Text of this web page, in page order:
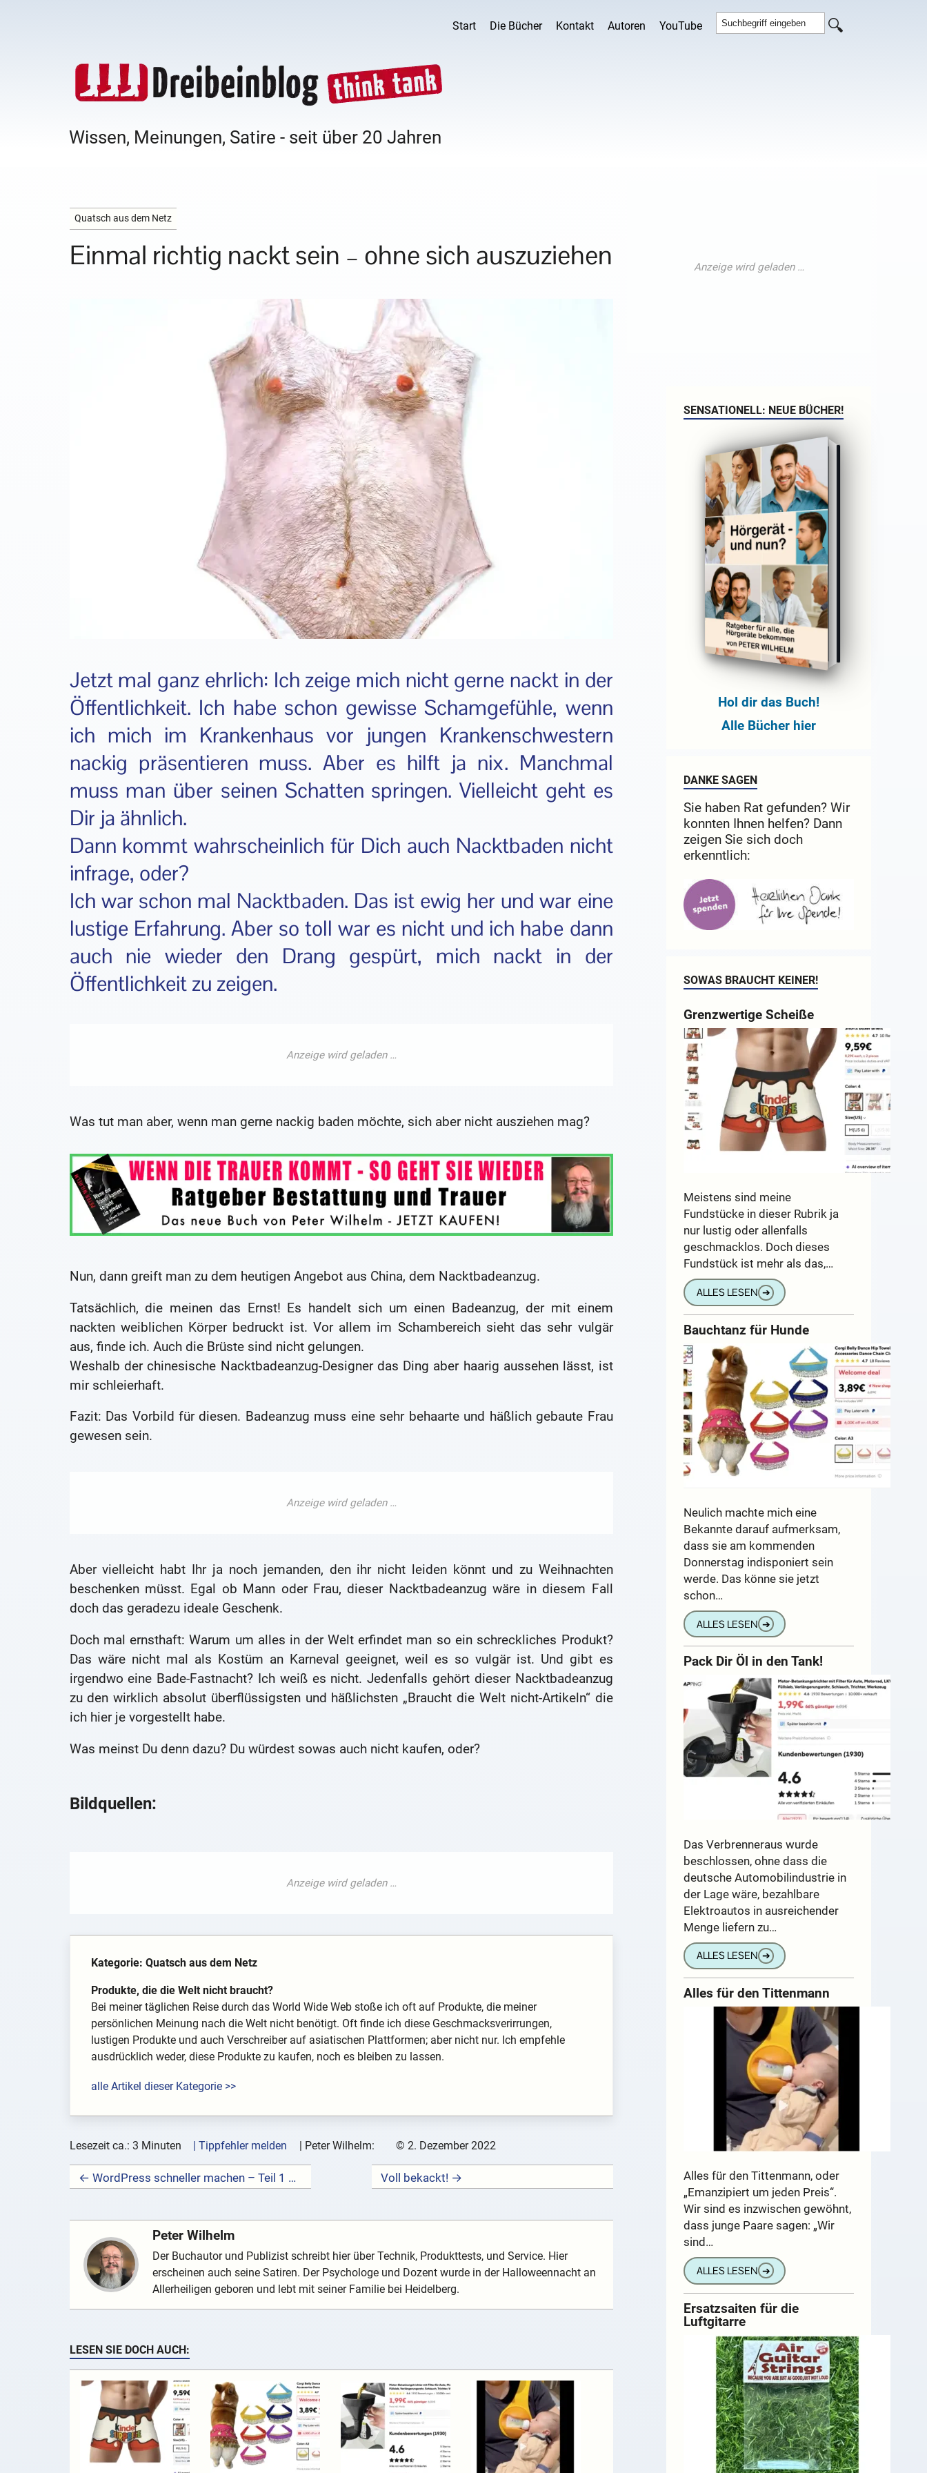
Start Die Bücher Kontakt Autoren YouTube
Wissen, Meinungen, Satire - seit über 20 Jahren
Quatsch aus dem Netz
Einmal richtig nackt sein – ohne sich auszuziehen
Jetzt mal ganz ehrlich: Ich zeige mich nicht gerne nackt in der
Öffentlichkeit. Ich habe schon gewisse Schamgefühle, wenn
ich mich im Krankenhaus vor jungen Krankenschwestern
nackig präsentieren muss. Aber es hilft ja nix. Manchmal
muss man über seinen Schatten springen. Vielleicht geht es
Dir ja ähnlich.
Dann kommt wahrscheinlich für Dich auch Nacktbaden nicht
infrage, oder?
Ich war schon mal Nacktbaden. Das ist ewig her und war eine
lustige Erfahrung. Aber so toll war es nicht und ich habe dann
auch nie wieder den Drang gespürt, mich nackt in der
Öffentlichkeit zu zeigen.
Was tut man aber, wenn man gerne nackig baden möchte, sich aber nicht ausziehen mag?
Nun, dann greift man zu dem heutigen Angebot aus China, dem Nacktbadeanzug.
Tatsächlich, die meinen das Ernst! Es handelt sich um einen Badeanzug, der mit einem
nackten weiblichen Körper bedruckt ist. Vor allem im Schambereich sieht das sehr vulgär
aus, finde ich. Auch die Brüste sind nicht gelungen.
Weshalb der chinesische Nacktbadeanzug-Designer das Ding aber haarig aussehen lässt, ist
mir schleierhaft.
Fazit: Das Vorbild für diesen. Badeanzug muss eine sehr behaarte und häßlich gebaute Frau
gewesen sein.
Aber vielleicht habt Ihr ja noch jemanden, den ihr nicht leiden könnt und zu Weihnachten
beschenken müsst. Egal ob Mann oder Frau, dieser Nacktbadeanzug wäre in diesem Fall
doch das geradezu ideale Geschenk.
Doch mal ernsthaft: Warum um alles in der Welt erfindet man so ein schreckliches Produkt?
Das wäre nicht mal als Kostüm an Karneval geeignet, weil es so vulgär ist. Und gibt es
irgendwo eine Bade-Fastnacht? Ich weiß es nicht. Jedenfalls gehört dieser Nacktbadeanzug
zu den wirklich absolut überflüssigsten und häßlichsten „Braucht die Welt nicht-Artikeln“ die
ich hier je vorgestellt habe.
Was meinst Du denn dazu? Du würdest sowas auch nicht kaufen, oder?
Bildquellen:
Kategorie: Quatsch aus dem Netz
Produkte, die die Welt nicht braucht?
Bei meiner täglichen Reise durch das World Wide Web stoße ich oft auf Produkte, die meiner
persönlichen Meinung nach die Welt nicht benötigt. Oft finde ich diese Geschmacksverirrungen,
lustigen Produkte und auch Verschreiber auf asiatischen Plattformen; aber nicht nur. Ich empfehle
ausdrücklich weder, diese Produkte zu kaufen, noch es bleiben zu lassen.
alle Artikel dieser Kategorie >>
Lesezeit ca.: 3 Minuten | Tippfehler melden | Peter Wilhelm: © 2. Dezember 2022
← WordPress schneller machen – Teil 1 – Plugins Voll bekackt! →
Peter Wilhelm
Der Buchautor und Publizist schreibt hier über Technik, Produkttests, und Service. Hier
erscheinen auch seine Satiren. Der Psychologe und Dozent wurde in der Halloweennacht an
Allerheiligen geboren und lebt mit seiner Familie bei Heidelberg.
LESEN SIE DOCH AUCH:
SENSATIONELL: NEUE BÜCHER!
Hol dir das Buch!
Alle Bücher hier
DANKE SAGEN
Sie haben Rat gefunden? Wir
konnten Ihnen helfen? Dann
zeigen Sie sich doch
erkenntlich:
SOWAS BRAUCHT KEINER!
Grenzwertige Scheiße
Meistens sind meine
Fundstücke in dieser Rubrik ja
nur lustig oder allenfalls
geschmacklos. Doch dieses
Fundstück ist mehr als das,…
ALLES LESEN ➔
Bauchtanz für Hunde
Neulich machte mich eine
Bekannte darauf aufmerksam,
dass sie am kommenden
Donnerstag indisponiert sein
werde. Das könne sie jetzt
schon…
ALLES LESEN ➔
Pack Dir Öl in den Tank!
Das Verbrenneraus wurde
beschlossen, ohne dass die
deutsche Automobilindustrie in
der Lage wäre, bezahlbare
Elektroautos in ausreichender
Menge liefern zu…
ALLES LESEN ➔
Alles für den Tittenmann
Alles für den Tittenmann, oder
„Emanzipiert um jeden Preis“.
Wir sind es inzwischen gewöhnt,
dass junge Paare sagen: „Wir
sind…
ALLES LESEN ➔
Ersatzsaiten für die
Luftgitarre